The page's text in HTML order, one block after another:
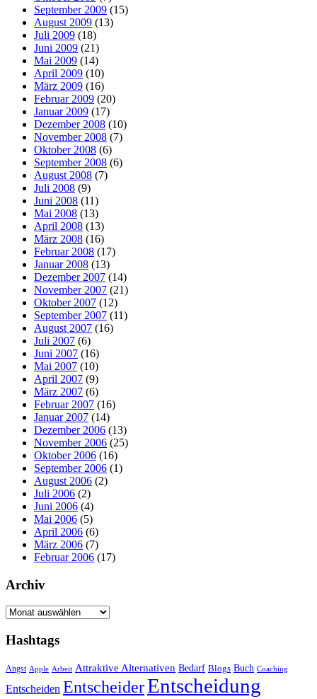
September 2009 (15)
August 2009 (13)
Juli 2009 (18)
Juni 2009 (21)
Mai 2009 (14)
April 2009 (10)
März 2009 (16)
Februar 2009 (20)
Januar 2009 (17)
Dezember 2008 (10)
November 2008 (7)
Oktober 2008 (6)
September 2008 (6)
August 2008 (7)
Juli 2008 (9)
Juni 2008 (11)
Mai 2008 (13)
April 2008 (13)
März 2008 (16)
Februar 2008 (17)
Januar 2008 (13)
Dezember 2007 (14)
November 2007 (21)
Oktober 2007 (12)
September 2007 (11)
August 2007 (16)
Juli 2007 (6)
Juni 2007 (16)
Mai 2007 (10)
April 2007 (9)
März 2007 (6)
Februar 2007 (16)
Januar 2007 (14)
Dezember 2006 (13)
November 2006 (25)
Oktober 2006 (16)
September 2006 (1)
August 2006 (2)
Juli 2006 (2)
Juni 2006 (4)
Mai 2006 (5)
April 2006 (6)
März 2006 (7)
Februar 2006 (17)
Archiv
Archiv
Hashtags
Angst Apple Arbeit Attraktive Alternativen Bedarf Blogs Buch Coaching
Entscheiden EntscheiderEntscheidung